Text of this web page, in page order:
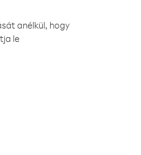
anélkül, hogy
le